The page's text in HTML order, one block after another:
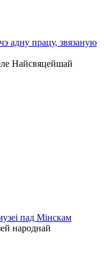
адну працу, звязаную
Найсвяцейшай
пад Мінскам
народнай